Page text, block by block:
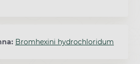
Bromhexini hydrochloridum